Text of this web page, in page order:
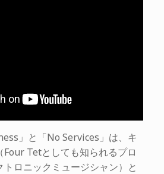
」と「No Services」は、キ
Four Tetとしても知られるプロ
ロニックミュージシャン）と